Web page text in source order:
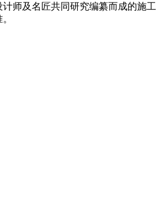
师及名匠共同研究编纂而成的施工